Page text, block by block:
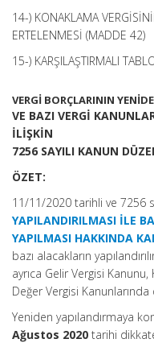
14-) KONAKLAMA
ERTELENMESİ (MADDE 42)
15-) KARŞILAŞTIRMALI
VERGİ BORÇLARININ
VE BAZI VERGİ
İLİŞKİN
7256 SAYILI KANUN
ÖZET:
11/11/2020 tarihli ve 7256
YAPILANDIRILMASI İLE
YAPILMASI HAKKINDA
bazı alacakların
ayrıca Gelir Vergisi
Değer Vergisi Kanunlarında
Yeniden yapılandırmaya
Ağustos 2020 tarihi